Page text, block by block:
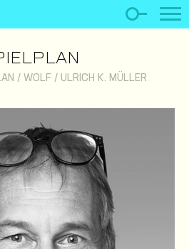
/ WOLF / ULRICH K. MÜLLER